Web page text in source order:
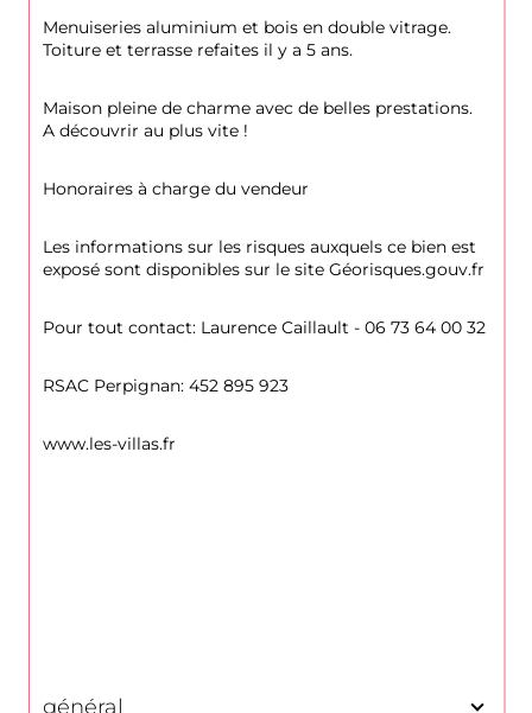
Menuiseries aluminium et bois en double vitrage.
Toiture et terrasse refaites il y a 5 ans.
Maison pleine de charme avec de belles prestations.
A découvrir au plus vite !
Honoraires à charge du vendeur
Les informations sur les risques auxquels ce bien est
exposé sont disponibles sur le site Géorisques.gouv.fr
Pour tout contact: Laurence Caillault - 06 73 64 00 32
RSAC Perpignan: 452 895 923
www.les-villas.fr
général